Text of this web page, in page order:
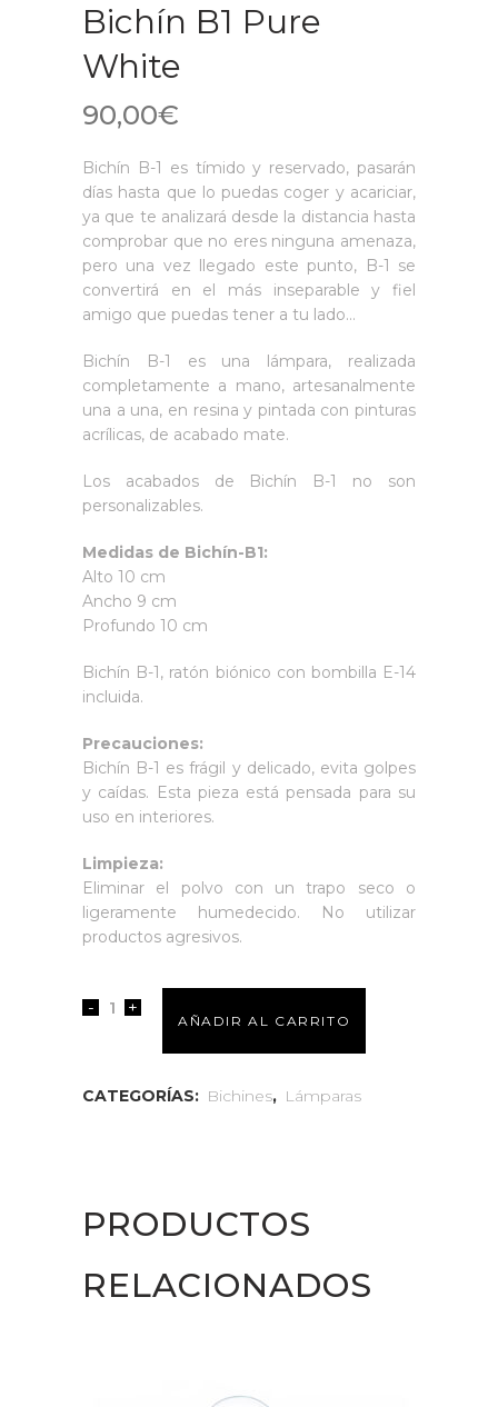
Bichín B1 Pure
White
90,00€
Bichín B-1 es tímido y reservado, pasarán
días hasta que lo puedas coger y acariciar,
ya que te analizará desde la distancia hasta
comprobar que no eres ninguna amenaza,
pero una vez llegado este punto, B-1 se
convertirá en el más inseparable y fiel
amigo que puedas tener a tu lado…
Bichín B-1 es una lámpara, realizada
completamente a mano, artesanalmente
una a una, en resina y pintada con pinturas
acrílicas, de acabado mate.
Los acabados de Bichín B-1 no son
personalizables.
Medidas de Bichín-B1:
Alto 10 cm
Ancho 9 cm
Profundo 10 cm
Bichín B-1, ratón biónico con bombilla E-14
incluida.
Precauciones:
Bichín B-1 es frágil y delicado, evita golpes
y caídas. Esta pieza está pensada para su
uso en interiores.
Limpieza:
Eliminar el polvo con un trapo seco o
ligeramente humedecido. No utilizar
productos agresivos.
Bichín
Pure
AÑADIR AL CARRITO
CATEGORÍAS: Bichines, Lámparas
PRODUCTOS
RELACIONADOS